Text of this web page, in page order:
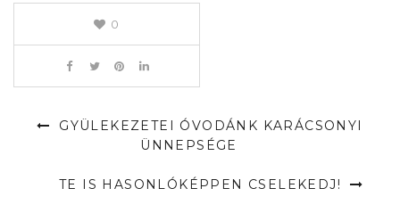
0
GYÜLEKEZETEI ÓVODÁNK KARÁCSONYI
ÜNNEPSÉGE
TE IS HASONLÓKÉPPEN CSELEKEDJ!